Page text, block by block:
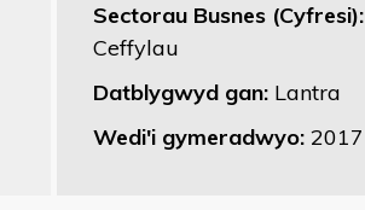
Sectorau Busnes (Cyfresi):
Ceffylau
Datblygwyd gan: Lantra
Wedi'i gymeradwyo: 2017